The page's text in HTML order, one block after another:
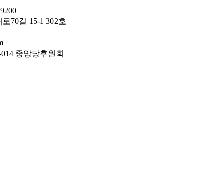
70길 15-1 302호
중앙당후원회